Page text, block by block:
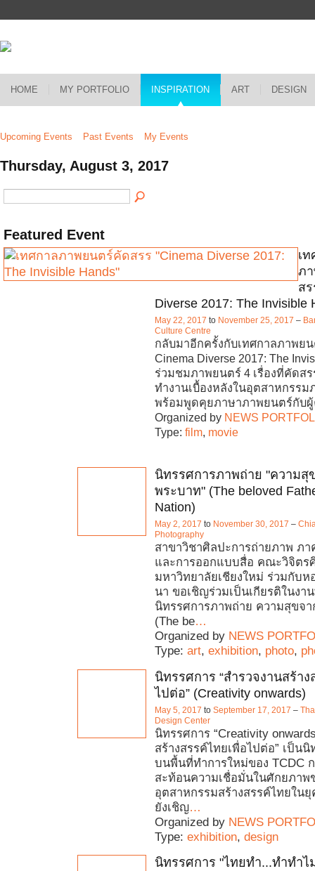
HOME MY PORTFOLIO INSPIRATION ART DESIGN
Upcoming Events Past Events My Events
Thursday, August 3, 2017
Featured Event
เ
ภ
ส
Diverse 2017: The Invisible
May 22, 2017 to November 25, 2017 –
Culture Centre
กลับมาอีกครั้งกับเทศกาลภาพย
Cinema Diverse 2017: The
ร่วมชมภาพยนตร์ 4 เรื่องที่คัดส
ทำงานเบื้องหลังในอุตสาหกรร
พร้อมพูดคุยภาษาภาพยนตร์กับผู้
Organized by NEWS
Type: film movie
นิทรรศการภาพถ่าย "ความสุ
พระบาท" (The beloved
Nation)
May 2, 2017 to November 30, 2017 –
Photography
สาขาวิชาศิลปะการถ่ายภาพ ภ
และการออกแบบสื่อ คณะวิจิตร
มหาวิทยาลัยเชียงใหม่ ร่วมกับห
นา ขอเชิญร่วมเป็นเกียรติในงา
นิทรรศการภาพถ่าย ความสุขจ
(The be…
Organized by NEWS
Type: art, exhibition, photo,
นิทรรศการ “สำรวจงานสร้าง
ไปต่อ” (Creativity onwards)
May 5, 2017 to September 17, 2017 –
Design Center
นิทรรศการ “Creativity
สร้างสรรค์ไทยเพื่อไปต่อ” เป็น
บนพื้นที่ทำการใหม่ของ TCDC
สะท้อนความเชื่อมั่นในศักยภาพ
อุตสาหกรรมสร้างสรรค์ไทยใน
ยังเชิญ…
Organized by NEWS
Type: exhibition, design
นิทรรศการ "ไทยทำ...ทำทำไ